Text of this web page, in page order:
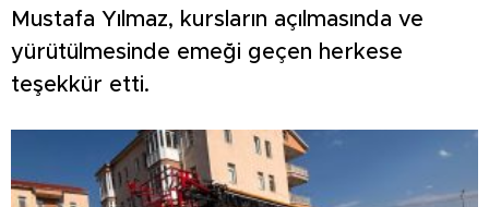
Mustafa Yılmaz, kursların açılmasında ve
yürütülmesinde emeği geçen herkese
teşekkür etti.